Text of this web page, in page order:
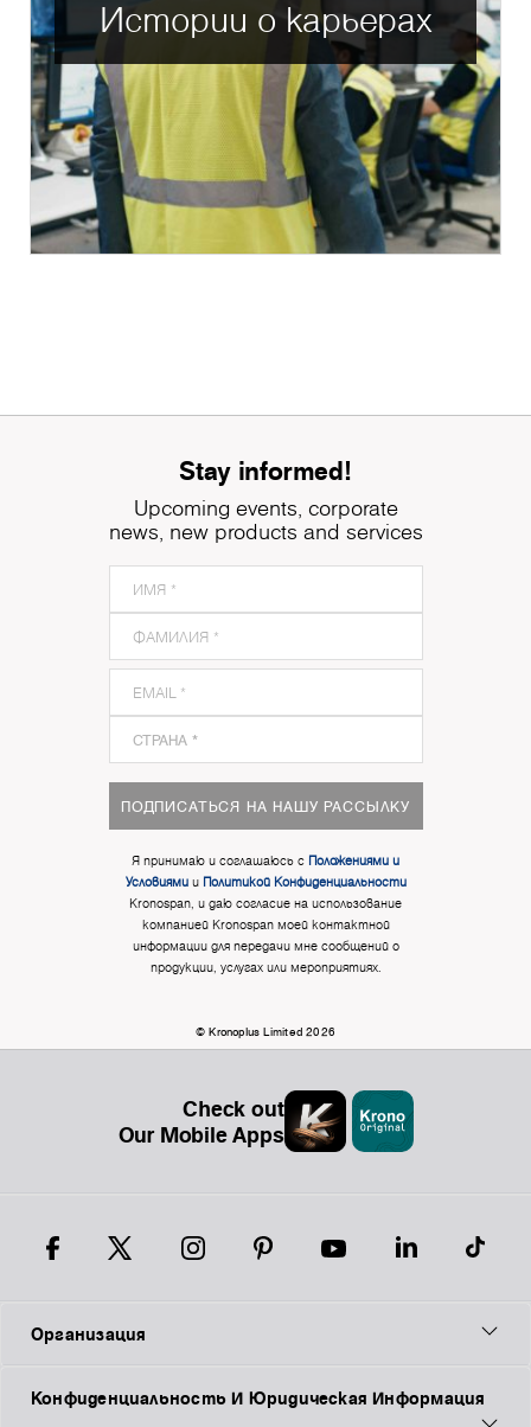
Истории о карьерах
Stay informed!
Upcoming events, corporate
news, new products and services
ПОДПИСАТЬСЯ НА НАШУ РАССЫЛКУ
Я принимаю и соглашаюсь с Положениями и
Условиямии Политикой Конфиденциальности
Kronospan, и даю согласие на использование
компанией Kronospan моей контактной
информации для передачи мне сообщений о
продукции, услугах или мероприятиях.
© Kronoplus Limited 2026
Check out
Our Mobile Apps
Организация
Конфиденциальность И Юридическая Информация